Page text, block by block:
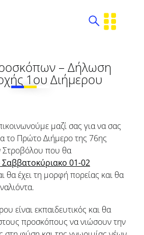
– Δήλωση
1ου Διήμερου
μαζί σας για να σας
το Πρώτο Διήμερο της 76ης
που θα
Σαββατοκύριακο 01-02
θα έχει τη μορφή πορείας και θα
είναι εκπαιδευτικός και θα
προσκόπους να νιώσουν την